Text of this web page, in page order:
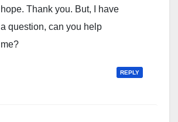
hope. Thank you. But, I have
a question, can you help
me?
REPLY